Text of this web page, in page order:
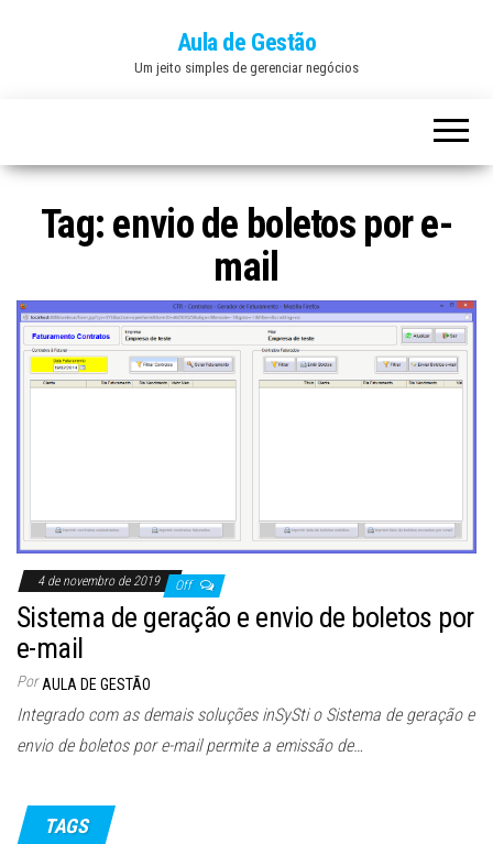
Aula de Gestão
Um jeito simples de gerenciar negócios
Tag: envio de boletos por e-
mail
4 de novembro de 2019 Off
Sistema de geração e envio de boletos por
e-mail
Por AULA DE GESTÃO
Integrado com as demais soluções inSySti o Sistema de geração e
envio de boletos por e-mail permite a emissão de…
TAGS